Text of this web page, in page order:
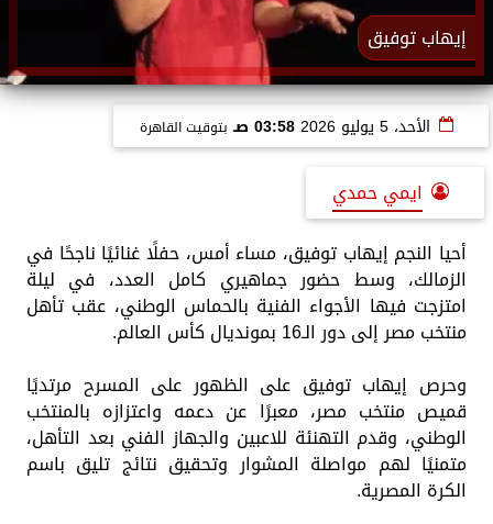
إيهاب توفيق
الأحد، 5 يوليو 2026 03:58 صـ بتوقيت القاهرة
ايمي حمدي
أحيا النجم إيهاب توفيق، مساء أمس، حفلًا غنائيًا ناجحًا في
الزمالك، وسط حضور جماهيري كامل العدد، في ليلة
امتزجت فيها الأجواء الفنية بالحماس الوطني، عقب تأهل
منتخب مصر إلى دور الـ16 بمونديال كأس العالم.
وحرص إيهاب توفيق على الظهور على المسرح مرتديًا
قميص منتخب مصر، معبرًا عن دعمه واعتزازه بالمنتخب
الوطني، وقدم التهنئة للاعبين والجهاز الفني بعد التأهل،
متمنيًا لهم مواصلة المشوار وتحقيق نتائج تليق باسم
الكرة المصرية.